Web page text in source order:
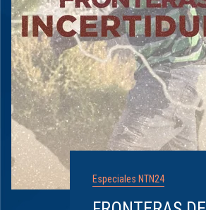
Especiales NTN24